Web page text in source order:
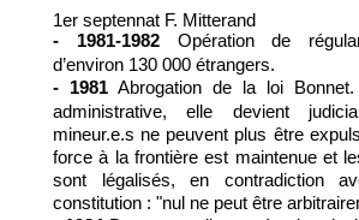
1er septennat F. Mitterand
- 1981-1982Opération de
d’environ 130 000 étrangers.
- 1981 Abrogation de la loi Bonnet.
administrative, elle devient
mineur.e.s ne peuvent plus être
force à la frontière est maintenue et
sont légalisés, en contradiction
constitution : "nul ne peut être